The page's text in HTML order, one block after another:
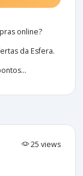
online?
da Esfera.
25 views